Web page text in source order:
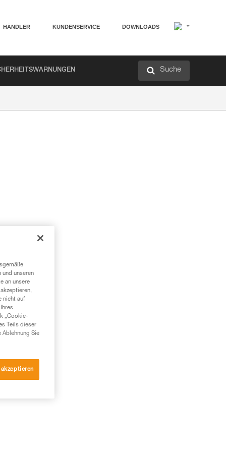
HÄNDLER KUNDENSERVICE DOWNLOADS
Suche
und unseren
an unsere
nicht auf
„Cookie-
Teils dieser
Ablehnung Sie